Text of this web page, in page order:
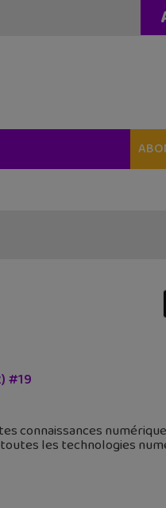
#19
connaissances
les technologies